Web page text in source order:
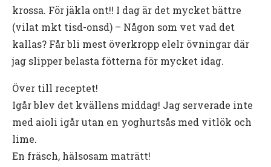
krossa. För jäkla ont!! I dag är det mycket bättre
(vilat mkt tisd-onsd) – Någon som vet vad det
kallas? Får bli mest överkropp elelr övningar där
jag slipper belasta fötterna för mycket idag.
Över till receptet!
Igår blev det kvällens middag! Jag serverade inte
med aioli igår utan en yoghurtsås med vitlök och
lime.
En fräsch, hälsosam maträtt!